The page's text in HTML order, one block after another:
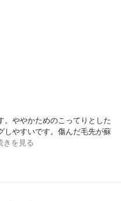
。ややかためのこってりとした
しやすいです。傷んだ毛先が蘇
きを見る